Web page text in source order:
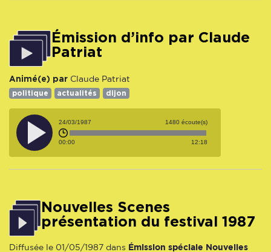
Émission d’info par Claude
Patriat
Animé(e) par Claude Patriat
politique actualités dijon
24/03/1987 1480 écoute(s)
00:00 12:18
Nouvelles Scenes
présentation du festival 1987
Diffusée le 01/05/1987 dans Émission spéciale Nouvelles